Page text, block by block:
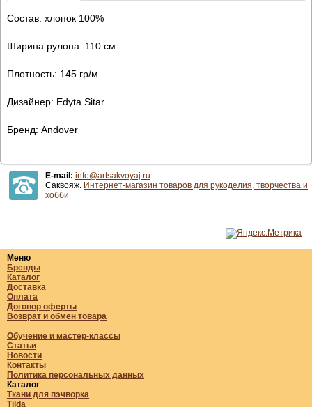
Состав: хлопок 100%
Ширина рулона: 110 см
Плотность: 145 гр/м
Дизайнер: Edyta Sitar
Бренд: Andover
E-mail: info@artsakvoyaj.ru
Саквояж. Интернет-магазин товаров для рукоделия, творчества и
хобби
Меню
Бренды
Каталог
Доставка
Оплата
Договор оферты
Возврат и обмен товара
Обучение и мастер-классы
Статьи
Новости
Контакты
Политика персональных данных
Каталог
Ткани для пэчворка
Tilda